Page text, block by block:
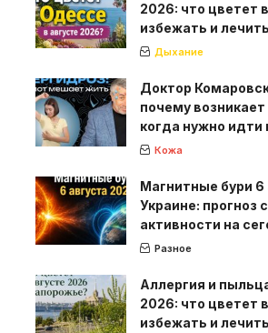
2026: что цветет
избежать и
Дыхание
Доктор
почему возникает
когда нужно идти
Кожа
Магнитные бури 6
Украине: прогноз
активности на
Разное
Аллергия и
2026: что цветет
избежать и